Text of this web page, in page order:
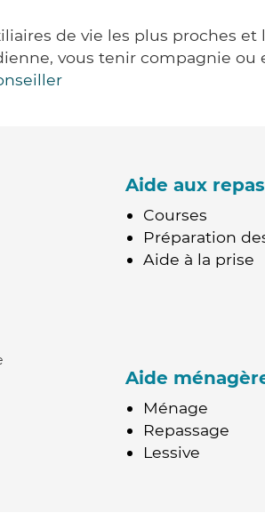
de vie les plus proches et
vous tenir compagnie ou
Aide aux repas
Courses
Préparation
Aide à la prise
Aide
Ménage
Repassage
Lessive